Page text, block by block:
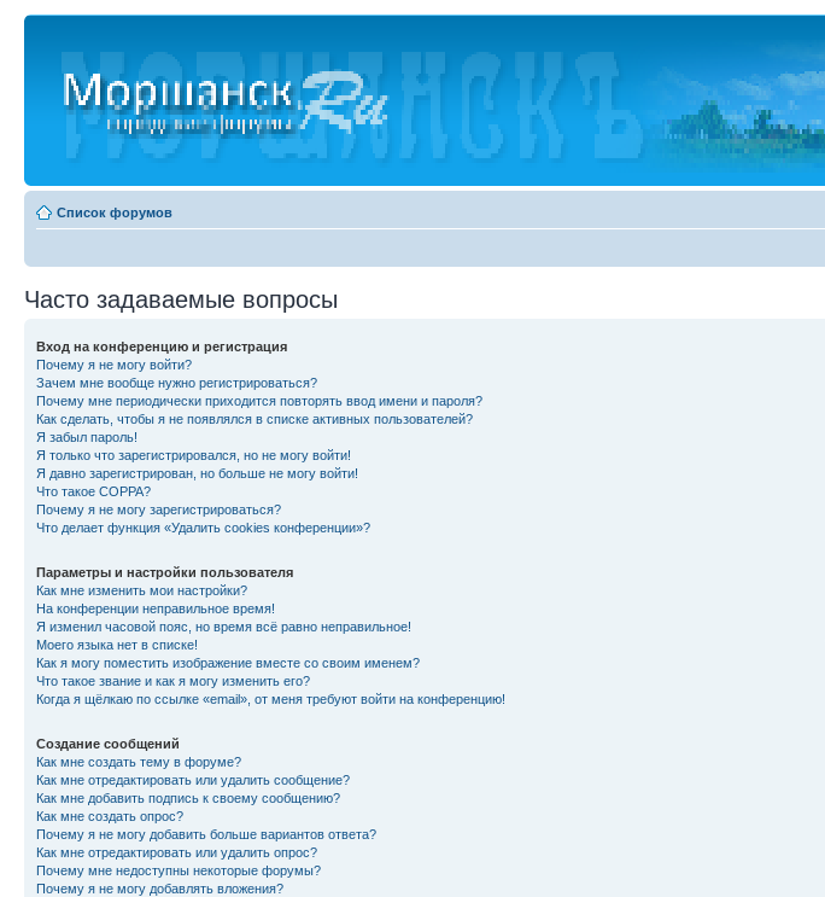
Список форумов
Часто задаваемые вопросы
Вход на конференцию и регистрация
Почему я не могу войти?
Зачем мне вообще нужно регистрироваться?
Почему мне периодически приходится повторять ввод имени и пароля?
Как сделать, чтобы я не появлялся в списке активных пользователей?
Я забыл пароль!
Я только что зарегистрировался, но не могу войти!
Я давно зарегистрирован, но больше не могу войти!
Что такое COPPA?
Почему я не могу зарегистрироваться?
Что делает функция «Удалить cookies конференции»?
Параметры и настройки пользователя
Как мне изменить мои настройки?
На конференции неправильное время!
Я изменил часовой пояс, но время всё равно неправильное!
Моего языка нет в списке!
Как я могу поместить изображение вместе со своим именем?
Что такое звание и как я могу изменить его?
Когда я щёлкаю по ссылке «email», от меня требуют войти на конференцию!
Создание сообщений
Как мне создать тему в форуме?
Как мне отредактировать или удалить сообщение?
Как мне добавить подпись к своему сообщению?
Как мне создать опрос?
Почему я не могу добавить больше вариантов ответа?
Как мне отредактировать или удалить опрос?
Почему мне недоступны некоторые форумы?
Почему я не могу добавлять вложения?